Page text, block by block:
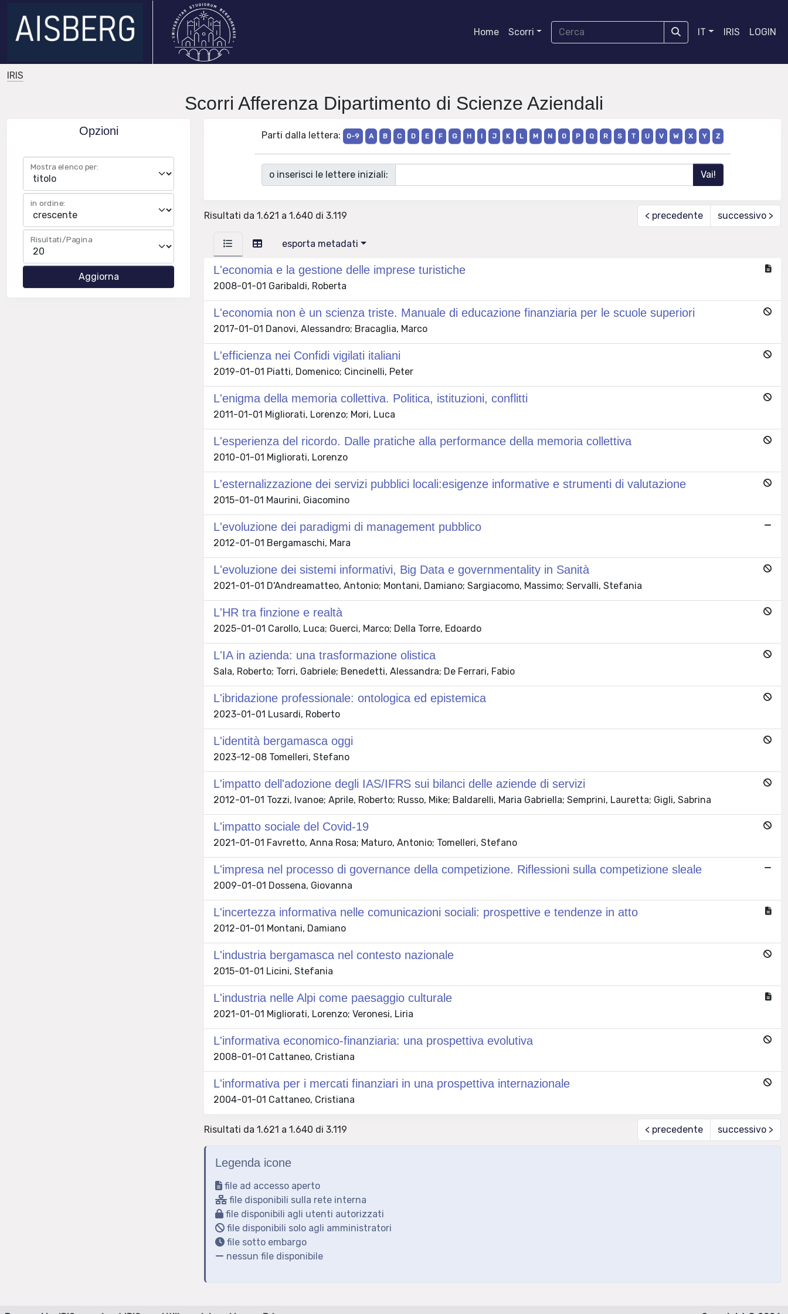
Home Scorri IT IRIS LOGIN
IRIS
Scorri Afferenza Dipartimento di Scienze Aziendali
Opzioni
Mostra elenco per:
in ordine:
Risultati/Pagina
Parti dalla lettera: 0-9 A B C D E F G H I J K L M N O P Q R S T U V W X Y Z
o inserisci le lettere iniziali:
Risultati da 1.621 a 1.640 di 3.119 < precedente successivo >
esporta metadati
L'economia e la gestione delle imprese turistiche
2008-01-01 Garibaldi, Roberta
L'economia non è un scienza triste. Manuale di educazione finanziaria per le scuole superiori
2017-01-01 Danovi, Alessandro; Bracaglia, Marco
L'efficienza nei Confidi vigilati italiani
2019-01-01 Piatti, Domenico; Cincinelli, Peter
L'enigma della memoria collettiva. Politica, istituzioni, conflitti
2011-01-01 Migliorati, Lorenzo; Mori, Luca
L'esperienza del ricordo. Dalle pratiche alla performance della memoria collettiva
2010-01-01 Migliorati, Lorenzo
L'esternalizzazione dei servizi pubblici locali:esigenze informative e strumenti di valutazione
2015-01-01 Maurini, Giacomino
L'evoluzione dei paradigmi di management pubblico
2012-01-01 Bergamaschi, Mara
L'evoluzione dei sistemi informativi, Big Data e governmentality in Sanità
2021-01-01 D'Andreamatteo, Antonio; Montani, Damiano; Sargiacomo, Massimo; Servalli, Stefania
L'HR tra finzione e realtà
2025-01-01 Carollo, Luca; Guerci, Marco; Della Torre, Edoardo
L'IA in azienda: una trasformazione olistica
Sala, Roberto; Torri, Gabriele; Benedetti, Alessandra; De Ferrari, Fabio
L'ibridazione professionale: ontologica ed epistemica
2023-01-01 Lusardi, Roberto
L'identità bergamasca oggi
2023-12-08 Tomelleri, Stefano
L'impatto dell'adozione degli IAS/IFRS sui bilanci delle aziende di servizi
2012-01-01 Tozzi, Ivanoe; Aprile, Roberto; Russo, Mike; Baldarelli, Maria Gabriella; Semprini, Lauretta; Gigli, Sabrina
L'impatto sociale del Covid-19
2021-01-01 Favretto, Anna Rosa; Maturo, Antonio; Tomelleri, Stefano
L'impresa nel processo di governance della competizione. Riflessioni sulla competizione sleale
2009-01-01 Dossena, Giovanna
L'incertezza informativa nelle comunicazioni sociali: prospettive e tendenze in atto
2012-01-01 Montani, Damiano
L'industria bergamasca nel contesto nazionale
2015-01-01 Licini, Stefania
L'industria nelle Alpi come paesaggio culturale
2021-01-01 Migliorati, Lorenzo; Veronesi, Liria
L'informativa economico-finanziaria: una prospettiva evolutiva
2008-01-01 Cattaneo, Cristiana
L'informativa per i mercati finanziari in una prospettiva internazionale
2004-01-01 Cattaneo, Cristiana
Risultati da 1.621 a 1.640 di 3.119 < precedente successivo >
Legenda icone
file ad accesso aperto
file disponibili sulla rete interna
file disponibili agli utenti autorizzati
file disponibili solo agli amministratori
file sotto embargo
nessun file disponibile